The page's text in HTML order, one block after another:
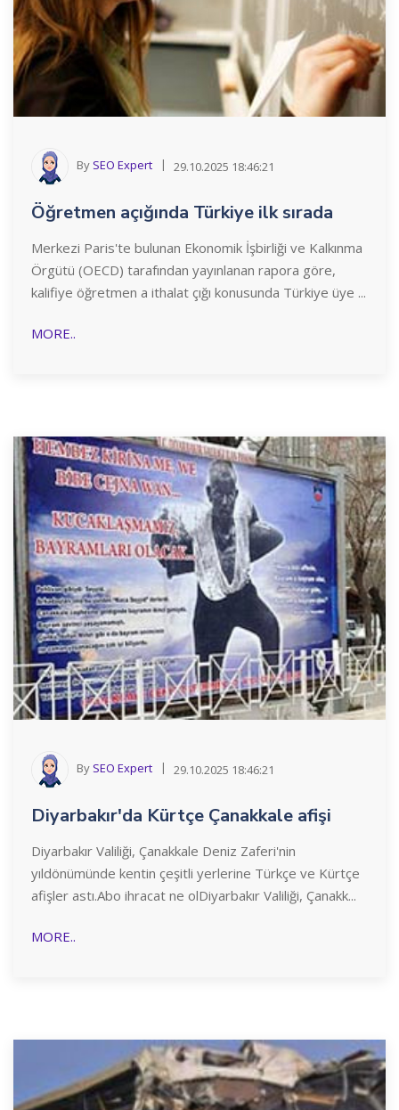
By SEO Expert 29.10.2025 18:46:21
Öğretmen açığında Türkiye ilk sırada
Merkezi Paris'te bulunan Ekonomik İşbirliği ve Kalkınma
Örgütü (OECD) tarafından yayınlanan rapora göre,
kalifiye öğretmen a ithalat çığı konusunda Türkiye üye ...
MORE..
By SEO Expert 29.10.2025 18:46:21
Diyarbakır'da Kürtçe Çanakkale afişi
Diyarbakır Valiliği, Çanakkale Deniz Zaferi'nin
yıldönümünde kentin çeşitli yerlerine Türkçe ve Kürtçe
afişler astı.Abo ihracat ne olDiyarbakır Valiliği, Çanakk...
MORE..